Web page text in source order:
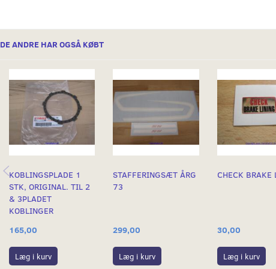
DE ANDRE HAR OGSÅ KØBT
KOBLINGSPLADE 1
STK, ORIGINAL. TIL 2
& 3PLADET
KOBLINGER
165,00
Læg i kurv
STAFFERINGSÆT ÅRG
73
299,00
Læg i kurv
CHECK BRAKE
30,00
Læg i kurv